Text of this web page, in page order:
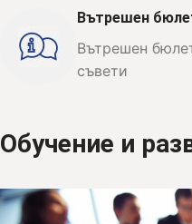
Вътрешен
Вътрешен
съвети
Обучение и